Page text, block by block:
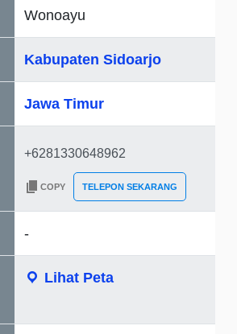
Wonoayu
Kabupaten Sidoarjo
Jawa Timur
COPY TELEPON SEKARANG
-
Lihat Peta